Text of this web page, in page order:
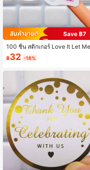
Save ฿7
100 ชิ้น สติกเกอร์ Love It Let Me
w พร้อมดีไซน์กล้องน่ารัก ขนาด
สติกเกอร์ขอบคุณ, สติกเกอร์ร้านข
ขวัญ บรรจุภัณฑ์ กลับไปโรงเรียน
ณ์การเรียน
฿32 -18%